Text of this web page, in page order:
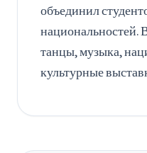
объединил
национальностей.
танцы, музыка,
культурные